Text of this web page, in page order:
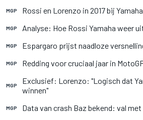
MGP Rossi en Lorenzo in 2017 bij
MGP Analyse: Hoe Rossi Yamaha weer
MGP Espargaro prijst naadloze
MGP Redding voor cruciaal jaar in
MGP
Exclusief: Lorenzo: "Logisch dat
winnen"
MGP Data van crash Baz bekend: val